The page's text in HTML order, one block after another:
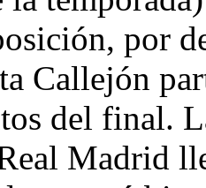
por
Callejón
del final.
Madrid